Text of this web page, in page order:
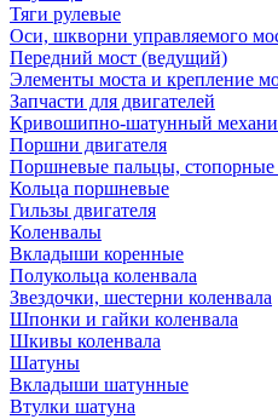
Тяги рулевые
Оси, шкворни управляемого
Передний мост (ведущий)
Элементы моста и крепление
Запчасти для двигателей
Кривошипно-шатунный
Поршни двигателя
Поршневые пальцы, стопорные
Кольца поршневые
Гильзы двигателя
Коленвалы
Вкладыши коренные
Полукольца коленвала
Звездочки, шестерни коленвала
Шпонки и гайки коленвала
Шкивы коленвала
Шатуны
Вкладыши шатунные
Втулки шатуна